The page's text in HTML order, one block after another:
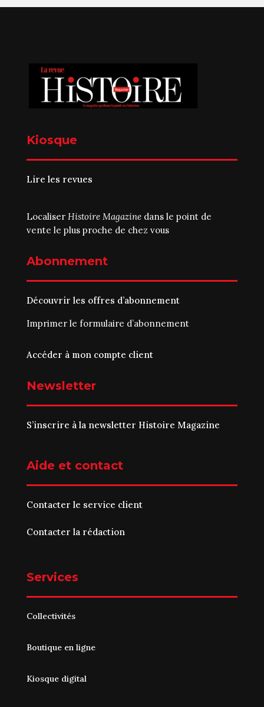
Kiosque
Lire les revues
Localiser Histoire Magazinedans le point de
vente le plus proche de chez vous
Abonnement
Découvrir les offres d’abonnement
Imprimer le formulaire d’abonnement
Accéder à mon compte client
Newsletter
S’inscrire à la newsletter Histoire Magazine
Aide et contact
Contacter le service client
Contacter la rédaction
Services
Collectivités
Boutique en ligne
Kiosque digital